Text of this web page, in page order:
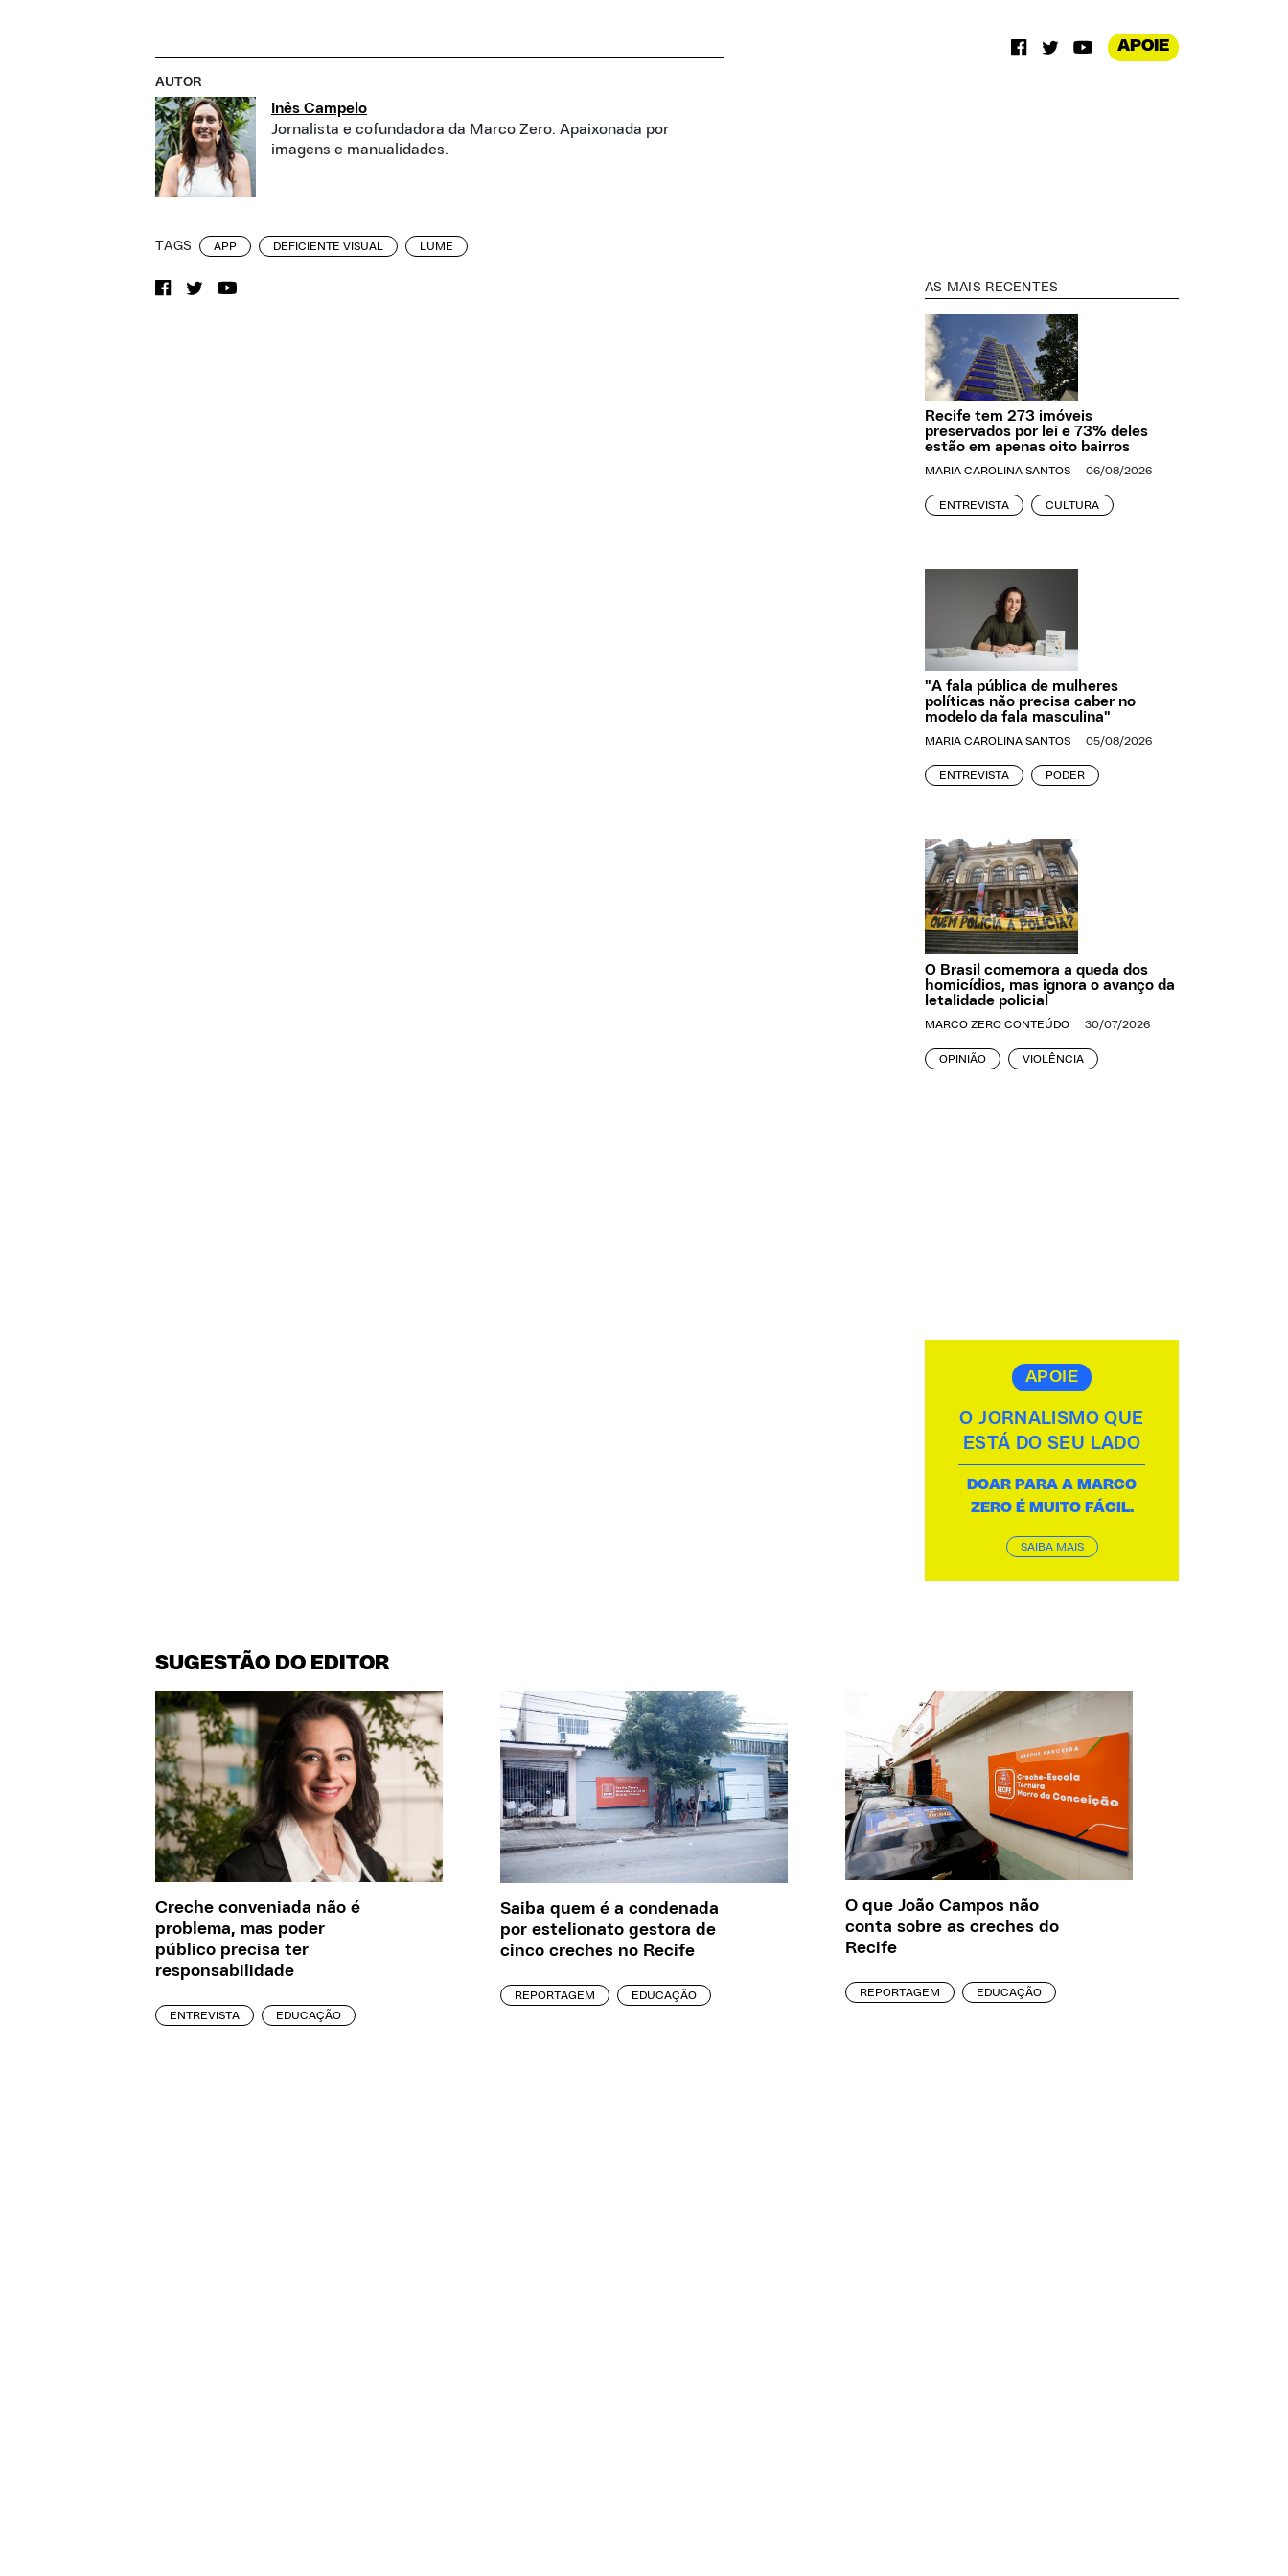
AUTOR
Inês Campelo
Jornalista e cofundadora da Marco Zero. Apaixonada por
imagens e manualidades.
TAGS APP DEFICIENTE VISUAL LUME
APOIE
AS MAIS RECENTES
Recife tem 273 imóveis
preservados por lei e 73% deles
estão em apenas oito bairros
MARIA CAROLINA SANTOS 06/08/2026
ENTREVISTA CULTURA
"A fala pública de mulheres
políticas não precisa caber no
modelo da fala masculina"
MARIA CAROLINA SANTOS 05/08/2026
ENTREVISTA PODER
O Brasil comemora a queda dos
homicídios, mas ignora o avanço da
letalidade policial
MARCO ZERO CONTEÚDO 30/07/2026
OPINIÃO VIOLÊNCIA
APOIE
O JORNALISMO QUE
ESTÁ DO SEU LADO
DOAR PARA A MARCO
ZERO É MUITO FÁCIL.
SAIBA MAIS
SUGESTÃO DO EDITOR
Creche conveniada não é
problema, mas poder
público precisa ter
responsabilidade
ENTREVISTA EDUCAÇÃO
Saiba quem é a condenada
por estelionato gestora de
cinco creches no Recife
REPORTAGEM EDUCAÇÃO
O que João Campos não
conta sobre as creches do
Recife
REPORTAGEM EDUCAÇÃO